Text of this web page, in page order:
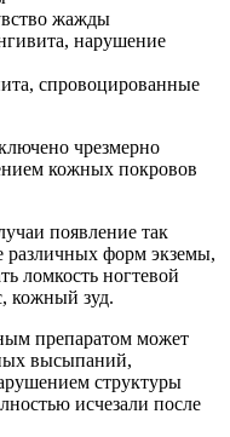
жажды
нарушение
спровоцированные
чрезмерно
кожных покровов
появление так
различных форм экземы,
ломкость ногтевой
кожный зуд.
препаратом может
высыпаний,
структуры
исчезали после